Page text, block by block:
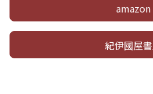
amazon
紀伊國屋